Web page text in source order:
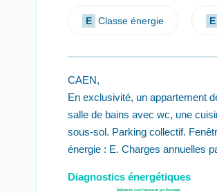
E Classe énergie E
CAEN,
En exclusivité, un appartement
salle de bains avec wc, une
sous-sol. Parking collectif.
énergie : E. Charges annuelles
Diagnostics énergétiques